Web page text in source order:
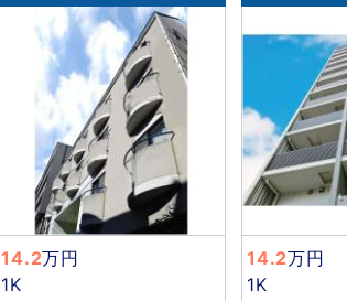
14.2万円
1K
14.2万円
1K